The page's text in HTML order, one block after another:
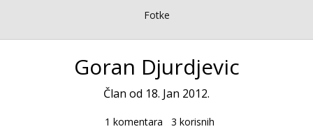
Fotke
Goran Djurdjevic
Član od 18. Jan 2012.
1 komentara 3 korisnih